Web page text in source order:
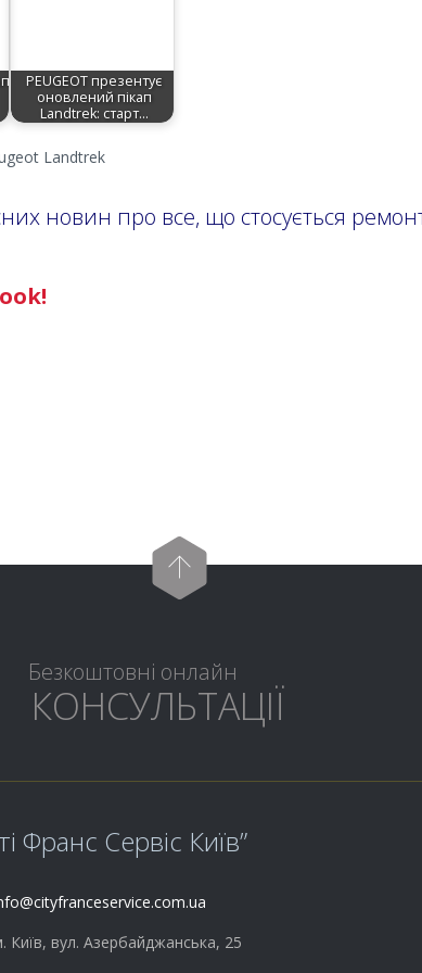
PEUGEOT презентує
оновлений пікап
Landtrek: старт…
Landtrek
новин про все, що стосується

Безкоштовні онлайн
КОНСУЛЬТАЦІЇ
Франс Сервіс Київ”
Київ, вул. Азербайджанська, 25